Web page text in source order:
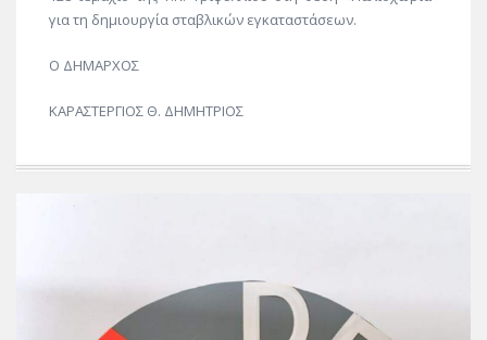
για τη δημιουργία σταβλικών εγκαταστάσεων.
Ο ΔΗΜΑΡΧΟΣ
ΚΑΡΑΣΤΕΡΓΙΟΣ Θ. ΔΗΜΗΤΡΙΟΣ